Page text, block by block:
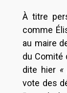
À titre
comme
au maire
du Comité
dite hier «
vote des